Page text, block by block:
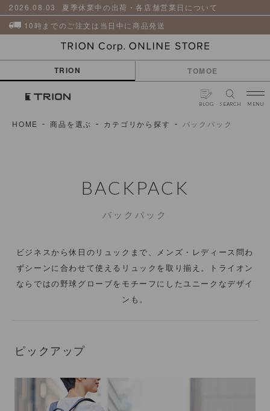
2026.08.03
夏季休業中の出荷・各店舗営業日について
10時までのご注文は当日中に商品発送
TRION TOMOE
BLOG SEARCH MENU
革
小
物
ア
品
HOME 商品を選ぶ カテゴリから探す バックパック
BACKPACK
バックパック
ビジネスから休日のリュックまで、メンズ・レディース問わ
ずシーンに合わせて使えるリュックを取り揃え。
トライオン
ならではの野球グローブをモチーフにしたユニークなデザイ
ンも。
ピックアップ